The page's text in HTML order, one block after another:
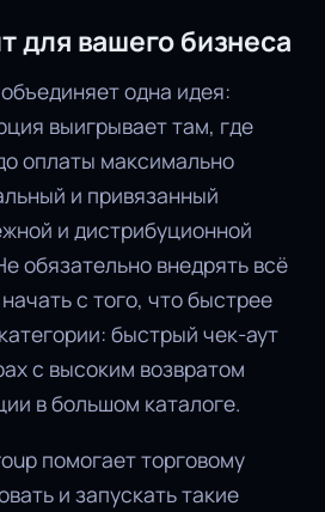
для вашего бизнеса
одна идея:
выигрывает там, где
оплаты максимально
и привязанный
и дистрибуционной
обязательно внедрять всё
с того, что быстрее
быстрый чек-аут
с высоким возвратом
в большом каталоге.
помогает торговому
и запускать такие